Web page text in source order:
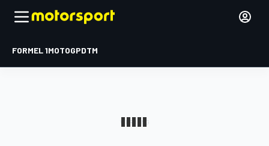
FORMEL 1MOTOGPDTM